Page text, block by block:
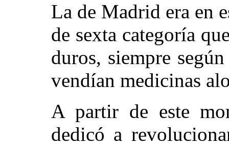
La de Madrid era en
de sexta categoría
duros, siempre
vendían medicinas
A partir de este
dedicó a